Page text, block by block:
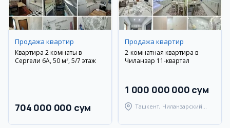
Продажа квартир
Квартира 2 комнаты в
Сергели 6А, 50 м², 5/7 этаж
704 000 000 сум
Продажа квартир
2-комнатная квартира в
Чиланзар 11-квартал
1 000 000 000 сум
Ташкент, Чиланзарский